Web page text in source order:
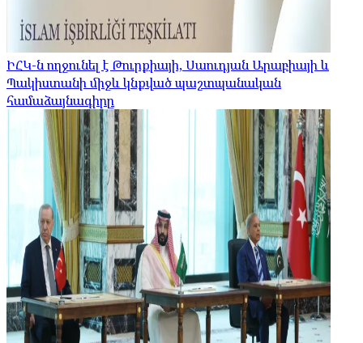
ԻՀԿ-ն ողջունել է Թուրքիայի, Սաուդյան Արաբիայի և
Պակիստանի միջև կնքված պաշտպանական
համաձայնագիրը